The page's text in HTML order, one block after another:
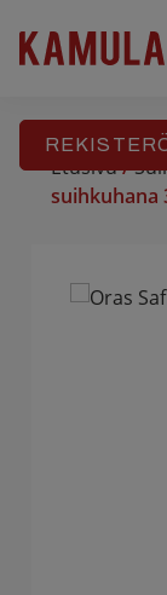
sisältöön
Etusivu/
suihkuhana